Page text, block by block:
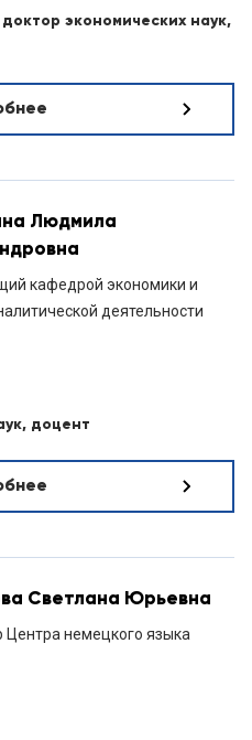
экономических наук,
Людмила
кафедрой экономики и
деятельности
доцент
Светлана Юрьевна
Центра немецкого языка